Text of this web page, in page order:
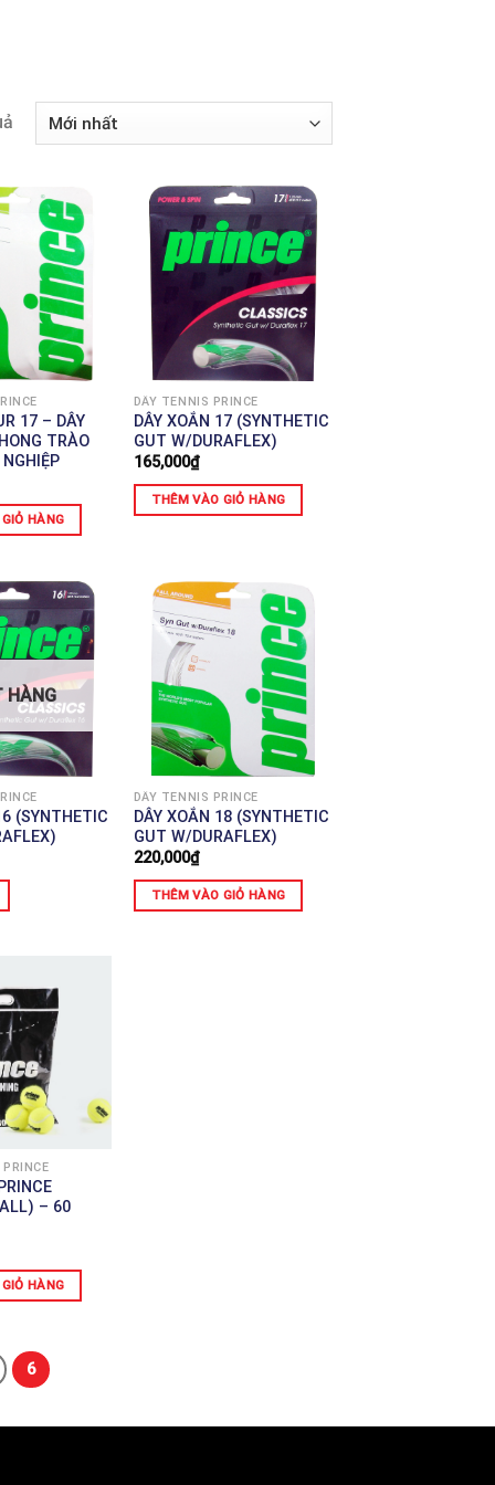
17 – DÂY
TRÀO
HÀNG
DÂY TENNIS PRINCE
DÂY XOẮN 17 (SYNTHETIC
GUT W/DURAFLEX)
165,000₫
THÊM VÀO GIỎ HÀNG
HÀNG
(SYNTHETIC
DÂY TENNIS PRINCE
DÂY XOẮN 18 (SYNTHETIC
GUT W/DURAFLEX)
220,000₫
THÊM VÀO GIỎ HÀNG
– 60
HÀNG
6